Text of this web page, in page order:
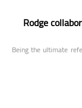
Rodge
Being the ultimate